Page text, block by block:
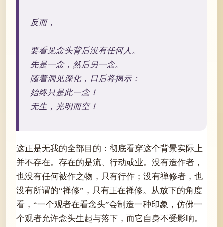
反而，
要看见念头背后没有任何人。
先是一念，然后另一念。
随着洞见深化，日后将揭示：
始终只是此一念！
无生，光明而空！
这正是无我的全部目的：彻底看穿这个背景实际上
并不存在。存在的是流、行动或业。没有造作者，
也没有任何被作之物，只有行作；没有禅修者，也
没有所谓的“禅修”，只有正在禅修。从放下的角度
看，“一个观者在看念头”会制造一种印象，仿佛一
个观者允许念头生起与落下，而它自身不受影响。